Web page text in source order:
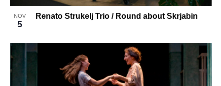
NOV
5
Renato Strukelj Trio / Round about Skrjabin